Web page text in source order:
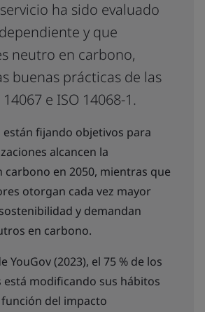
ha sido evaluado
y que
neutro en carbono,
buenas prácticas de las
e ISO 14068-1.
están fijando objetivos para
alcancen la
carbono en 2050, mientras que
otorgan cada vez mayor
y demandan
en carbono.
YouGov (2023), el 75 % de los
modificando sus hábitos
del impacto